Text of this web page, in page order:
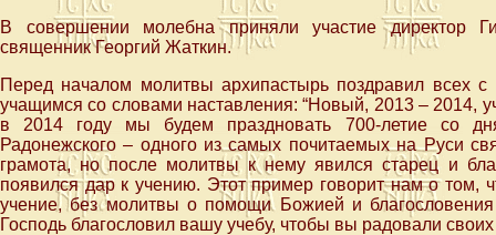
В совершении молебна приняли участие директор
священник Георгий Жаткин.
Перед началом молитвы архипастырь поздравил всех с
учащимся со словами наставления: “Новый, 2013 – 2014,
в 2014 году мы будем праздновать 700-летие со
Радонежского – одного из самых почитаемых на Руси
грамота, но после молитвы к нему явился старец и
появился дар к учению. Этот пример говорит нам о том,
учение, без молитвы о помощи Божией и
Господь благословил вашу учебу, чтобы вы радовали своих